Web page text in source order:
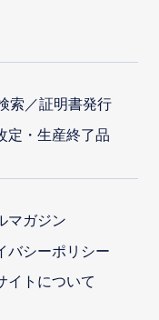
索／証明書発行
定・生産終了品
マガジン
バシーポリシー
イトについて